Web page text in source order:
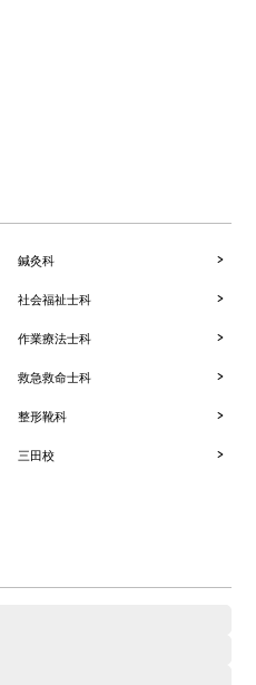
鍼灸科
社会福祉士科
作業療法士科
救急救命士科
整形靴科
三田校